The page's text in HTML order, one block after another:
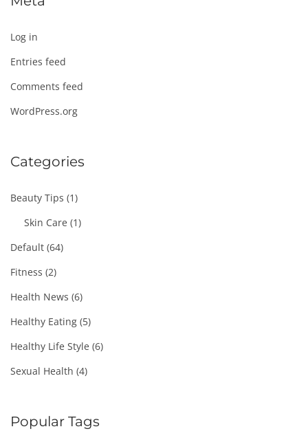
Log in
Entries feed
Comments feed
WordPress.org
Categories
Beauty Tips (1)
Skin Care (1)
Default (64)
Fitness (2)
Health News (6)
Healthy Eating (5)
Healthy Life Style (6)
Sexual Health (4)
Popular Tags